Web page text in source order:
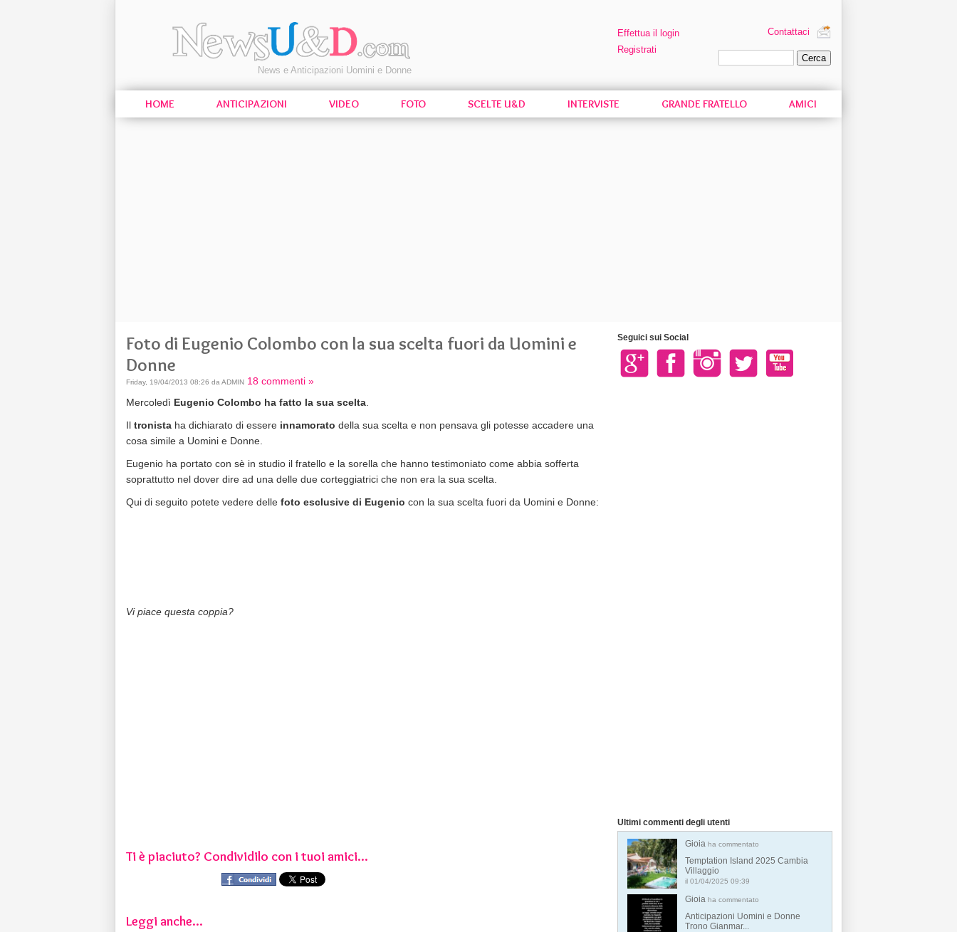
News e Anticipazioni Uomini e Donne
Effettua il login
Registrati
Contattaci
HOME ANTICIPAZIONI VIDEO FOTO SCELTE U&D INTERVISTE GRANDE FRATELLO AMICI
Foto di Eugenio Colombo con la sua scelta fuori da Uomini e
Donne
Friday, 19/04/2013 08:26 da ADMIN 18 commenti »
Mercoledì Eugenio Colombo ha fatto la sua scelta
Il tronista ha dichiarato di essere innamorato della sua scelta e non pensava gli potesse accadere una
cosa simile a Uomini e Donne.
Eugenio ha portato con sè in studio il fratello e la sorella che hanno testimoniato come abbia sofferta
soprattutto nel dover dire ad una delle due corteggiatrici che non era la sua scelta.
Qui di seguito potete vedere delle foto esclusive di Eugenio con la sua scelta fuori da Uomini e Donne:
Vi piace questa coppia?
Ti è piaciuto? Condividilo con i tuoi amici...
Leggi anche...
Seguici sui Social
Ultimi commenti degli utenti
Gioia ha commentato
Temptation Island 2025 Cambia
Villaggio
il 01/04/2025 09:39
Gioia ha commentato
Anticipazioni Uomini e Donne
Trono Gianmar...